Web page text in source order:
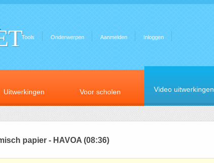
Tools Onderwerpen Aanmelden Inloggen
Uitwerkingen Voor scholen Video uitwerkingen
papier - HAVOA (08:36)